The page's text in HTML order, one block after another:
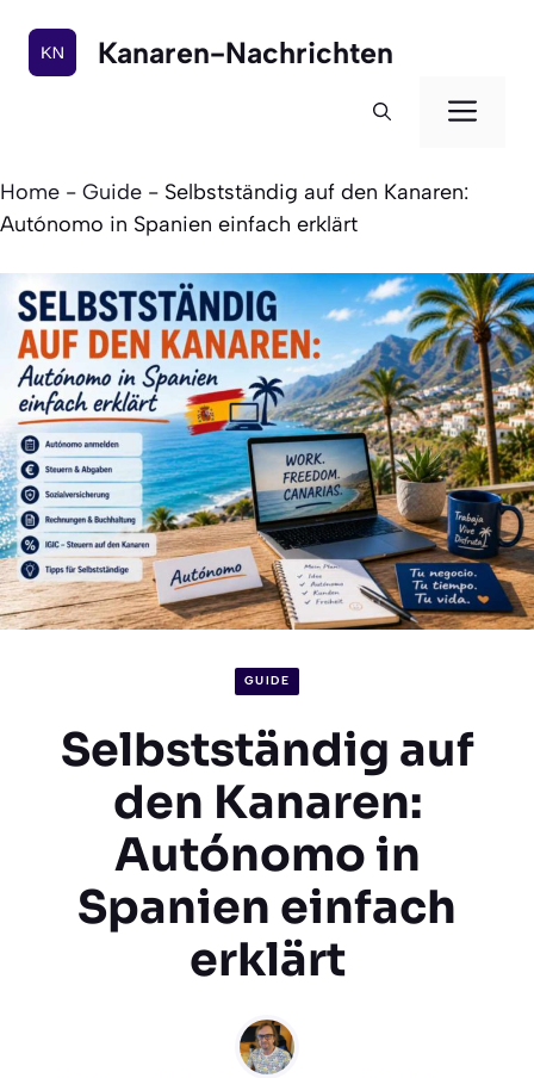
Inhalt
springen
Kanaren-Nachrichten
Home - Guide - Selbstständig auf den Kanaren:
Autónomo in Spanien einfach erklärt
GUIDE
Selbstständig auf
den Kanaren:
Autónomo in
Spanien einfach
erklärt